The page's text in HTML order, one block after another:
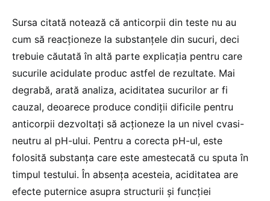
Sursa citată notează că anticorpii din teste nu au
cum să reacționeze la substanțele din sucuri, deci
trebuie căutată în altă parte explicația pentru care
sucurile acidulate produc astfel de rezultate. Mai
degrabă, arată analiza, aciditatea sucurilor ar fi
cauzal, deoarece produce condiții dificile pentru
anticorpii dezvoltați să acționeze la un nivel cvasi-
neutru al pH-ului. Pentru a corecta pH-ul, este
folosită substanța care este amestecată cu sputa în
timpul testului. În absența acesteia, aciditatea are
efecte puternice asupra structurii și funcției